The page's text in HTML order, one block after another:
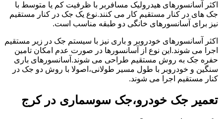
اکثر آسانسورهای هیدرولیک مسافربر با ظرفیت کم یا متوسط با
جک های در کنار مستقیم کار می کنند.نوع یک جک در کنار مستقیم
نیز برای آسانسورهای خانگی دو طبقه مناسب است.
اکثر آسانسورهای خودروبر و باری نیز با سیستم جک در زیر مستقیم
اجرا می شوند.این نوع از آسانسورها در صورت عدم امکان تامین
حفره جک به روش مستقیم طراحی می شوند.آسانسورهای باری
سنگین و خودروبر با طول مسیر طولانی،اصولا با روش دو جک در
کنار مستقیم اجرا می شوند.
تعمیر جک خودرو،جک سوسماری در کرج